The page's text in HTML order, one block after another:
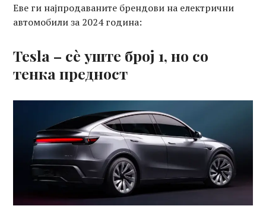
Еве ги најпродаваните брендови на електрични
автомобили за 2024 година:
Tesla – сè уште број 1, но со
тенка предност